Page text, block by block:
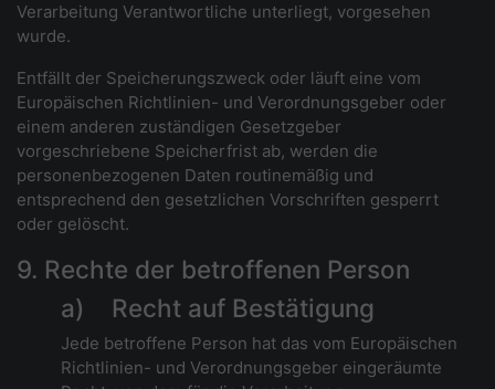
Verarbeitung Verantwortliche unterliegt, vorgesehen
wurde.
Entfällt der Speicherungszweck oder läuft eine vom
Europäischen Richtlinien- und Verordnungsgeber oder
einem anderen zuständigen Gesetzgeber
vorgeschriebene Speicherfrist ab, werden die
personenbezogenen Daten routinemäßig und
entsprechend den gesetzlichen Vorschriften gesperrt
oder gelöscht.
9. Rechte der betroffenen Person
a) Recht auf Bestätigung
Jede betroffene Person hat das vom Europäischen
Richtlinien- und Verordnungsgeber eingeräumte